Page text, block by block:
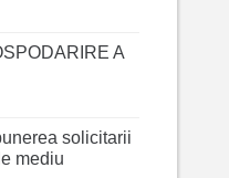
A
solicitarii
mediu